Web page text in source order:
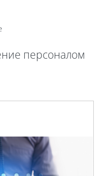
персоналом